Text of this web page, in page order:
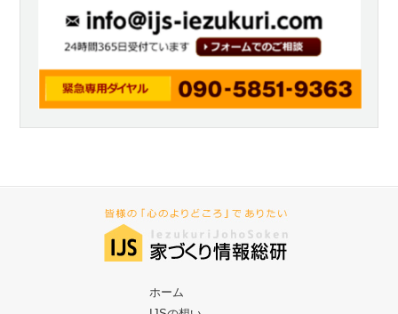
ホーム